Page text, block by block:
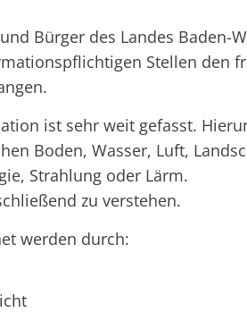
Bürger des Landes Baden-
Stellen den
ist sehr weit gefasst.
Boden, Wasser, Luft,
Strahlung oder Lärm.
zu verstehen.
werden durch: